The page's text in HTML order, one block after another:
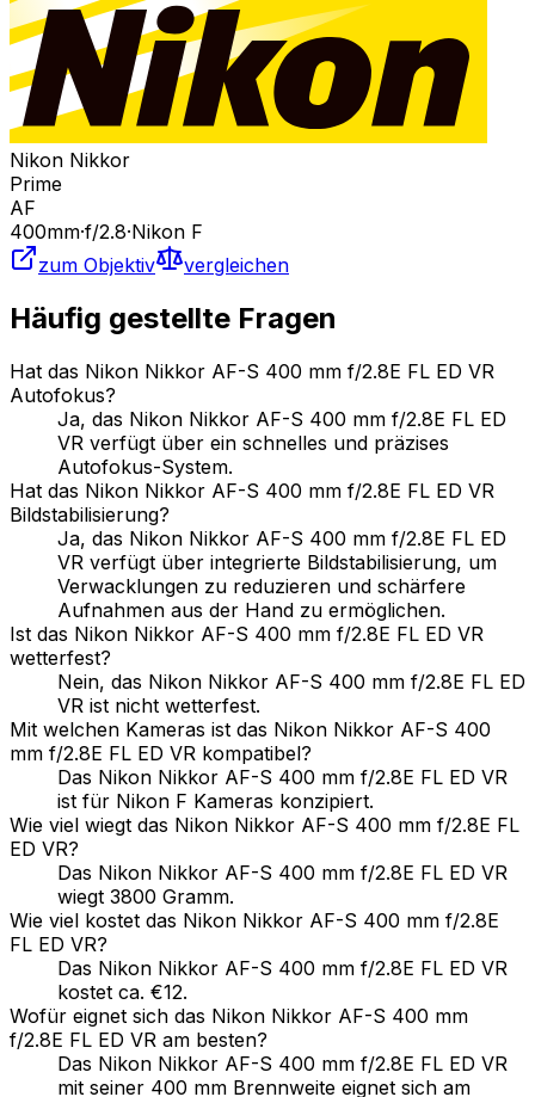
Nikon Nikkor
Prime
AF
400mm·f/2.8·Nikon F
zum Objektiv
vergleichen
Häufig gestellte Fragen
Hat das Nikon Nikkor AF-S 400 mm f/2.8E FL ED VR
Autofokus?
Ja, das Nikon Nikkor AF-S 400 mm f/2.8E FL ED
VR verfügt über ein schnelles und präzises
Autofokus-System.
Hat das Nikon Nikkor AF-S 400 mm f/2.8E FL ED VR
Bildstabilisierung?
Ja, das Nikon Nikkor AF-S 400 mm f/2.8E FL ED
VR verfügt über integrierte Bildstabilisierung, um
Verwacklungen zu reduzieren und schärfere
Aufnahmen aus der Hand zu ermöglichen.
Ist das Nikon Nikkor AF-S 400 mm f/2.8E FL ED VR
wetterfest?
Nein, das Nikon Nikkor AF-S 400 mm f/2.8E FL ED
VR ist nicht wetterfest.
Mit welchen Kameras ist das Nikon Nikkor AF-S 400
mm f/2.8E FL ED VR kompatibel?
Das Nikon Nikkor AF-S 400 mm f/2.8E FL ED VR
ist für Nikon F Kameras konzipiert.
Wie viel wiegt das Nikon Nikkor AF-S 400 mm f/2.8E FL
ED VR?
Das Nikon Nikkor AF-S 400 mm f/2.8E FL ED VR
wiegt 3800 Gramm.
Wie viel kostet das Nikon Nikkor AF-S 400 mm f/2.8E
FL ED VR?
Das Nikon Nikkor AF-S 400 mm f/2.8E FL ED VR
kostet ca. €12.
Wofür eignet sich das Nikon Nikkor AF-S 400 mm
f/2.8E FL ED VR am besten?
Das Nikon Nikkor AF-S 400 mm f/2.8E FL ED VR
mit seiner 400 mm Brennweite eignet sich am